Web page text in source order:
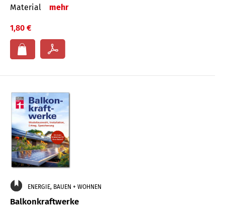
Mate­rial
mehr
1,80 €
ENERGIE, BAUEN + WOHNEN
Balkonkraftwerke